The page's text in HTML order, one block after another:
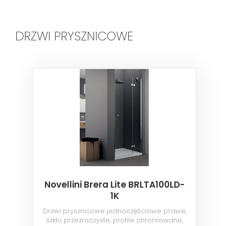
DRZWI PRYSZNICOWE
Novellini Brera Lite BRLTA100LD-
1K
Drzwi prysznicowe jednoczęściowe prawe,
szkło przezroczyste, profile chromowane,